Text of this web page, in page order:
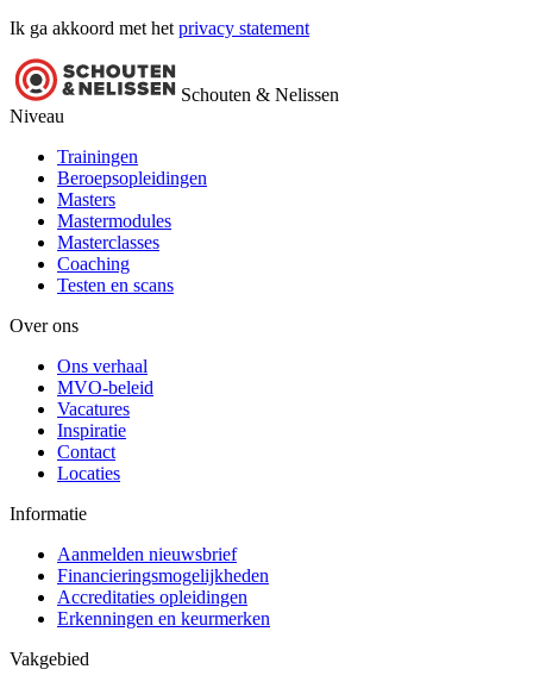
Ik ga akkoord met het privacy statement
Schouten & Nelissen
Niveau
Trainingen
Beroepsopleidingen
Masters
Mastermodules
Masterclasses
Coaching
Testen en scans
Over ons
Ons verhaal
MVO-beleid
Vacatures
Inspiratie
Contact
Locaties
Informatie
Aanmelden nieuwsbrief
Financieringsmogelijkheden
Accreditaties opleidingen
Erkenningen en keurmerken
Vakgebied